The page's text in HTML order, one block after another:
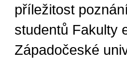
příležitost
studentů Fakulty
Západočeské